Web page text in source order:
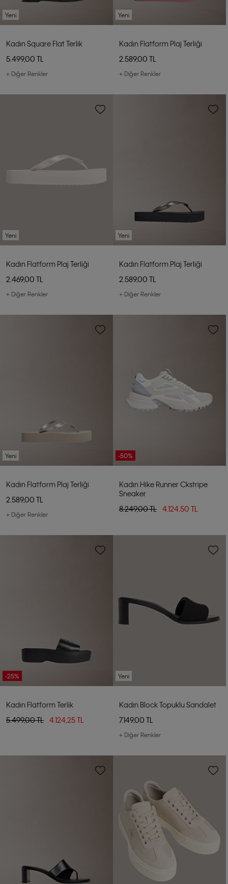
Yeni
Kadın Square Flat Terlik
5.499,00 TL
+ Diğer Renkler
Yeni
Kadın Flatform Plaj Terliği
2.589,00 TL
+ Diğer Renkler
Yeni
Kadın Flatform Plaj Terliği
2.469,00 TL
+ Diğer Renkler
Yeni
Kadın Flatform Plaj Terliği
2.589,00 TL
+ Diğer Renkler
Yeni
Kadın Flatform Plaj Terliği
2.589,00 TL
+ Diğer Renkler
-50%
Kadın Hike Runner Ckstripe
Sneaker
8.249,00 TL
4.124,50 TL
-25%
Kadın Flatform Terlik
5.499,00 TL
4.124,25 TL
Yeni
Kadın Block Topuklu Sandalet
7.149,00 TL
+ Diğer Renkler